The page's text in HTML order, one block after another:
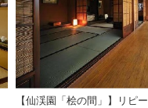
【仙渓園「桧の間」】リピ